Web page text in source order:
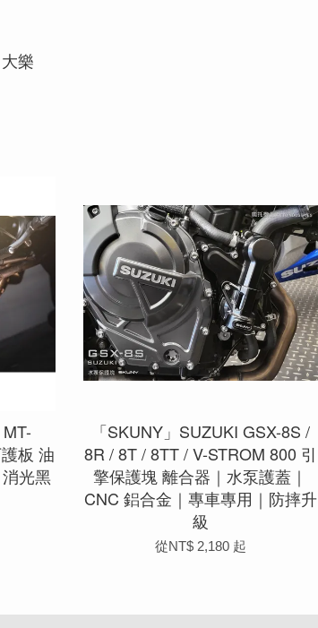
樂
板 油
光黑
「SKUNY」SUZUKI GSX-8S /
8R / 8T / 8TT / V-STROM 800 引
擎保護塊 離合器｜水泵護蓋｜
CNC 鋁合金｜專車專用｜防摔升
級
從NT$ 2,180 起